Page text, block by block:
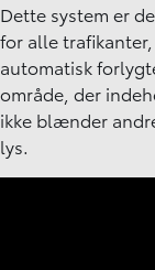
Dette system er
for alle
automatisk
område, der
ikke blænder
lys.